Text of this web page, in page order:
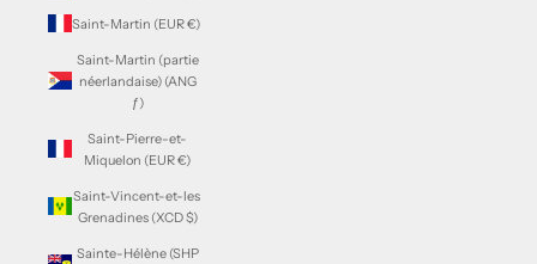
Saint-Martin (EUR €)
Saint-Martin (partie
néerlandaise) (ANG
ƒ)
Saint-Pierre-et-
Miquelon (EUR €)
Saint-Vincent-et-les
Grenadines (XCD $)
Sainte-Hélène (SHP